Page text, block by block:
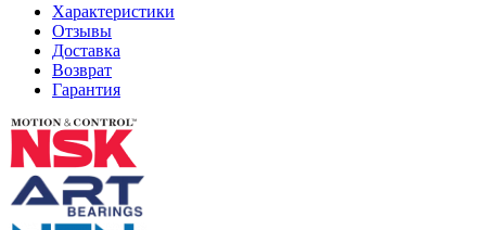
Характеристики
Отзывы
Доставка
Возврат
Гарантия